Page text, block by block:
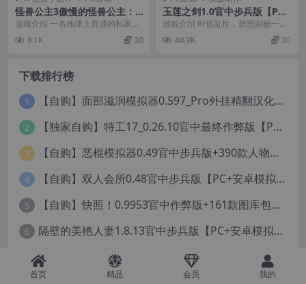
怪兽公主3傲慢的怪兽公主：
名侦探使魔1.11官中步兵版
【PC+日系养成ADV/SLG+攻
略】/Kaiju Princess 3【4.2
游戏介绍 一名地球上普通的私家侦
探，简称「名侦探」，遇到了前所
未有的大委托。 委...
8.1K 30
玉莲之剑1.0官中步兵版【PC
+国风ACT/重口/猎奇】/Swor
游戏介绍 时值乱世，群恶割据一
方，四处杀人放火，祸害百姓。官
府无力围剿，只得放出...
48.9K 30
下载排行榜
1 【自购】面部滋润模拟器0.597_Pro外挂精翻汉化版+114款人物MOD【PC+安卓模拟器+3D互动SLG/神级建模/独家定制资源/扶她】/True Facials Pro【12G】
2 【独家自购】特工17_0.26.10官中最终作弊版【PC+安卓+亚洲神作SLG/步兵/NTR+赞助码+旧版存档+画廊】/Agent 17【6.25G】
3 【自购】恶棍模拟器0.49官中步兵版+390款人物卡【PC+安卓模拟器+3D互动调教/捏人变装+作弊器汉化】/坏蛋模拟器/The Villain Simulator【19.5G】
4 【自购】双人会所0.48官中步兵版【PC+安卓模拟器+大型3D互动/精品沙盒/变装捏脸】 /一起回家吧/Home Together【12.6G】
5 【自购】快照！0.9953官中作弊版+161款图库包【PC+安卓模拟器+3D互动/开放世界/沙盒/偷拍/盗摄/步兵/11000+照片】/Snapshot!【13.6G】
6 隔壁的美艳人妻1.8.13官中步兵版【PC+安卓模拟器+亚洲SLG/国风精品+存档】/The Wife Next Door【13G】
首页 精品 会员 我的